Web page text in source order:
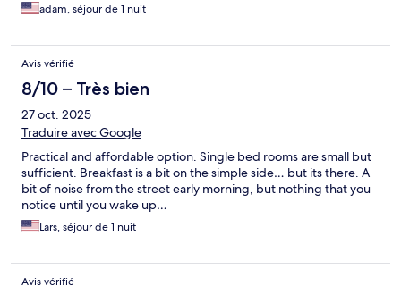
adam, séjour de 1 nuit
Avis vérifié
8/10 – Très bien
27 oct. 2025
Traduire avec Google
Practical and affordable option. Single bed rooms are small but
sufficient. Breakfast is a bit on the simple side… but its there. A
bit of noise from the street early morning, but nothing that you
notice until you wake up…
Lars, séjour de 1 nuit
Avis vérifié